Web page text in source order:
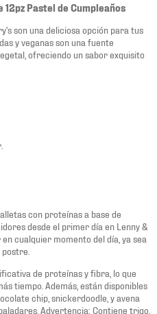
Pastel de Cumpleaños
son una deliciosa opción para tus
y veganas son una fuente
ofreciendo un sabor exquisito
con proteínas a base de
desde el primer día en Lenny &
cualquier momento del día, ya sea
de proteínas y fibra, lo que
tiempo. Además, están disponibles
chip, snickerdoodle, y avena
Advertencia: Contiene trigo.